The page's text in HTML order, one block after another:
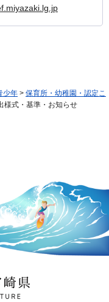
少年 > 保育所・幼稚園・認定こ
様式・基準・お知らせ